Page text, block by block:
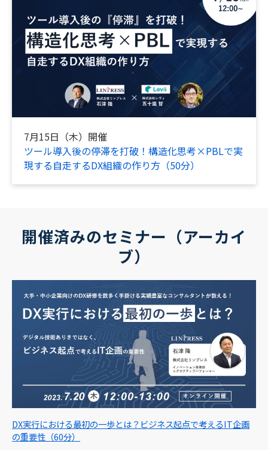
7月15日（木）開催
ツール導入後の停滞を打破！構造化思考×PBLで実
現する自走するDX組織の作り方（50分）
開催済みのセミナー（アーカイ
ブ）
DX実行における最初の一歩とは？ビジネス起点で考えるIT企画
の重要性（60分）